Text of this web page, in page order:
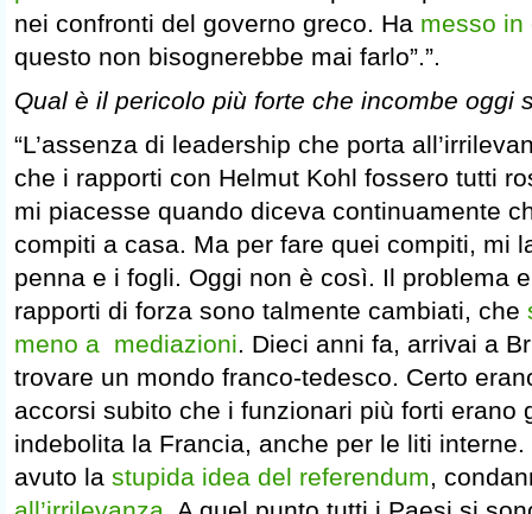
nei confronti del governo greco. Ha messo in
questo non bisognerebbe mai farlo”.”.
Qual è il pericolo più forte che incombe oggi
“L’assenza di leadership che porta
che i rapporti con Helmut Kohl fossero tutti
mi piacesse quando diceva continuamente
compiti a casa. Ma per fare quei compiti, mi
penna e i fogli. Oggi non è così. Il problema
rapporti di forza sono talmente cambiati, che
meno a mediazioni. Dieci anni fa, arrivai a
trovare un mondo franco-tedesco. Certo
accorsi subito che i funzionari più forti erano
indebolita la Francia, anche per le liti
avuto la stupida idea del referendum,